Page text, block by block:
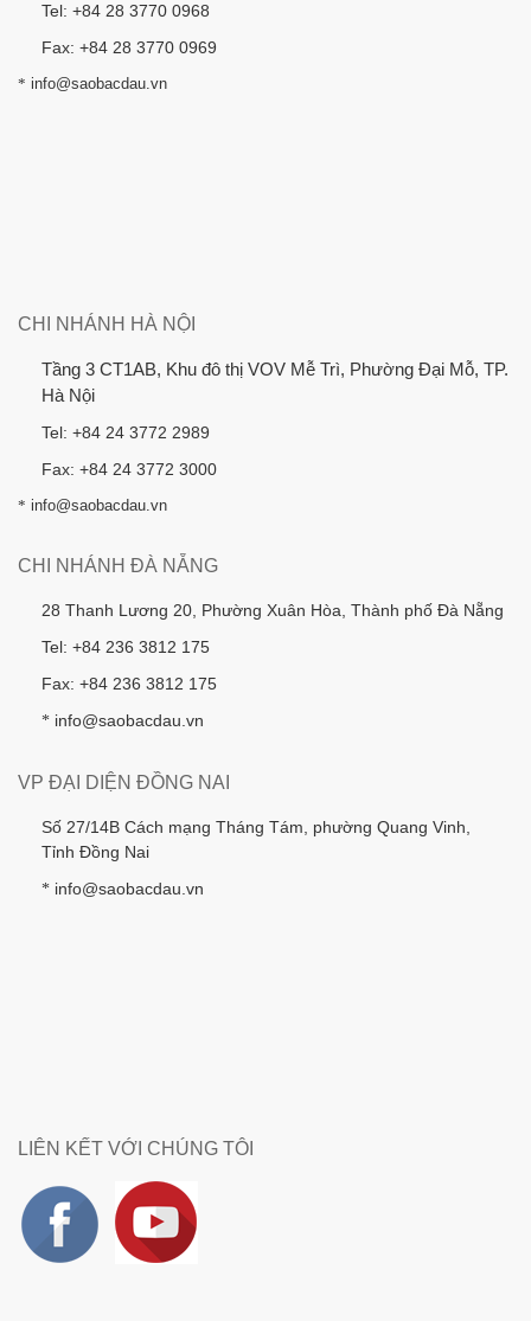
Tel: +84 28 3770 0968
Fax: +84 28 3770 0969
* info@saobacdau.vn
CHI NHÁNH HÀ NỘI
Tầng 3 CT1AB, Khu đô thị VOV Mễ Trì, Phường Đại Mỗ, TP.
Hà Nội
Tel: +84 24 3772 2989
Fax: +84 24 3772 3000
* info@saobacdau.vn
CHI NHÁNH ĐÀ NẴNG
28 Thanh Lương 20, Phường Xuân Hòa, Thành phố Đà Nẵng
Tel: +84 236 3812 175
Fax: +84 236 3812 175
* info@saobacdau.vn
VP ĐẠI DIỆN ĐỒNG NAI
Số 27/14B Cách mạng Tháng Tám, phường Quang Vinh,
Tỉnh Đồng Nai
* info@saobacdau.vn
LIÊN KẾT VỚI CHÚNG TÔI